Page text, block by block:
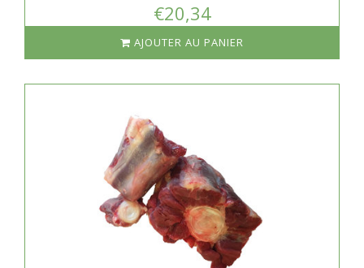
€20,34
AJOUTER AU PANIER